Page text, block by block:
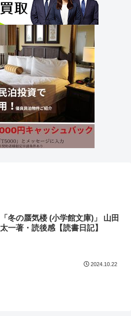
「冬の蜃気楼 (小学館文庫)」 山田
太一著・読後感【読書日記】
2024.10.22